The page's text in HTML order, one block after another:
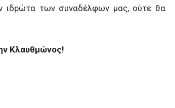
ιδρώτα των συναδέλφων μας, ούτε θα
Κλαυθμώνος!